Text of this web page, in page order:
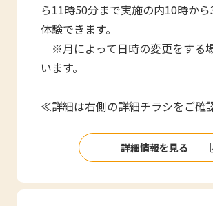
ら11時50分まで実施の内10時か
体験できます。
※月によって日時の変更をする
います。
≪詳細は右側の詳細チラシをご確
詳細情報を見る